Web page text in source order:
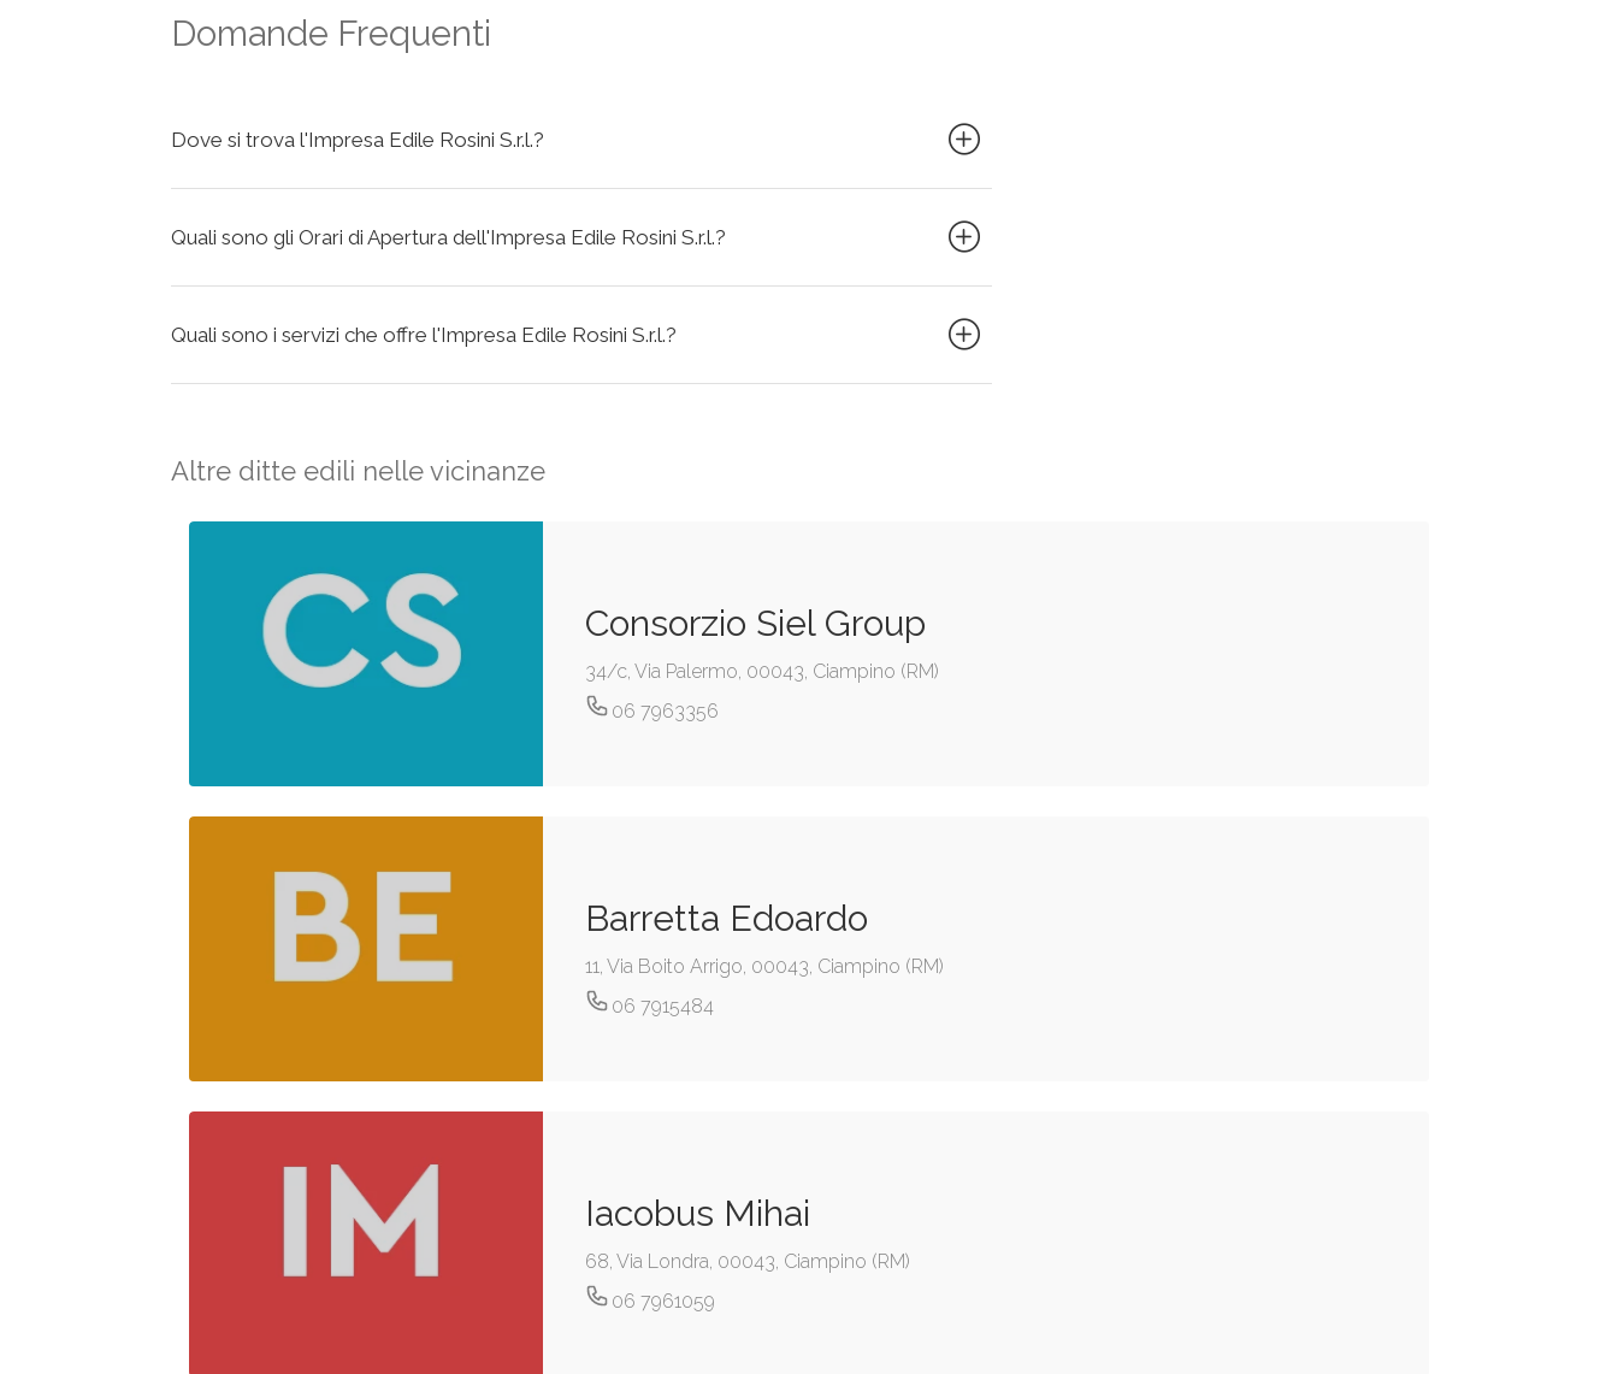
Domande Frequenti
Dove si trova l'Impresa Edile Rosini S.r.l.?
Quali sono gli Orari di Apertura dell'Impresa Edile Rosini S.r.l.?
Quali sono i servizi che offre l'Impresa Edile Rosini S.r.l.?
Altre ditte edili nelle vicinanze
Consorzio Siel Group
34/c, Via Palermo, 00043, Ciampino (RM)
06 7963356
Barretta Edoardo
11, Via Boito Arrigo, 00043, Ciampino (RM)
06 7915484
Iacobus Mihai
68, Via Londra, 00043, Ciampino (RM)
06 7961059